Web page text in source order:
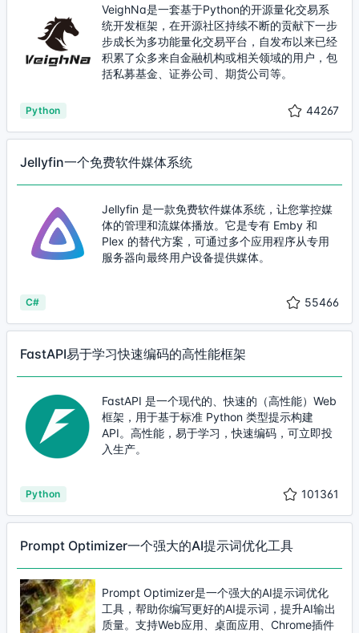
VeighNa是一套基于Python的开源量化交易系
统开发框架，在开源社区持续不断的贡献下一步
步成长为多功能量化交易平台，自发布以来已经
积累了众多来自金融机构或相关领域的用户，包
括私募基金、证券公司、期货公司等。
Python 44267
Jellyfin一个免费软件媒体系统
Jellyfin 是一款免费软件媒体系统，让您掌控媒
体的管理和流媒体播放。它是专有 Emby 和
Plex 的替代方案，可通过多个应用程序从专用
服务器向最终用户设备提供媒体。
C# 55466
FastAPI易于学习快速编码的高性能框架
FastAPI 是一个现代的、快速的（高性能）Web
框架，用于基于标准 Python 类型提示构建
API。高性能，易于学习，快速编码，可立即投
入生产。
Python 101361
Prompt Optimizer一个强大的AI提示词优化工具
Prompt Optimizer是一个强大的AI提示词优化
工具，帮助你编写更好的AI提示词，提升AI输出
质量。支持Web应用、桌面应用、Chrome插件